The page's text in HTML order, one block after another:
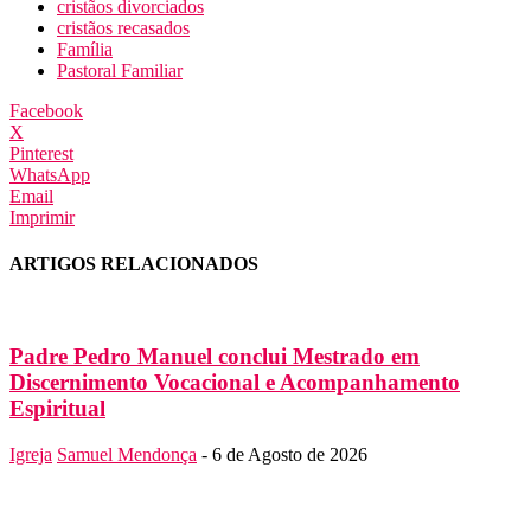
cristãos divorciados
cristãos recasados
Família
Pastoral Familiar
Facebook
X
Pinterest
WhatsApp
Email
Imprimir
ARTIGOS RELACIONADOS
Padre Pedro Manuel conclui Mestrado em
Discernimento Vocacional e Acompanhamento
Espiritual
Igreja Samuel Mendonça - 6 de Agosto de 2026